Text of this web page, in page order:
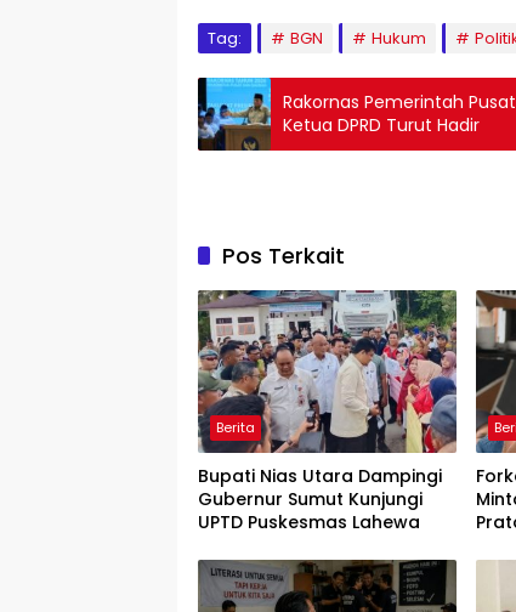
Tag: BGN Hukum
Rakornas Pemerintah
Ketua DPRD Turut Hadir
Pos Terkait
Berita
Bupati Nias Utara Dampingi
Gubernur Sumut Kunjungi
UPTD Puskesmas Lahewa